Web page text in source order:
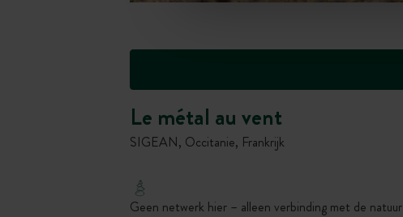
Le métal au vent
SIGEAN, Occitanie, Frankrijk
Geen netwerk hier – alleen verbinding met de natuur